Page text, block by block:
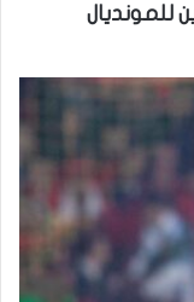
للمونديال